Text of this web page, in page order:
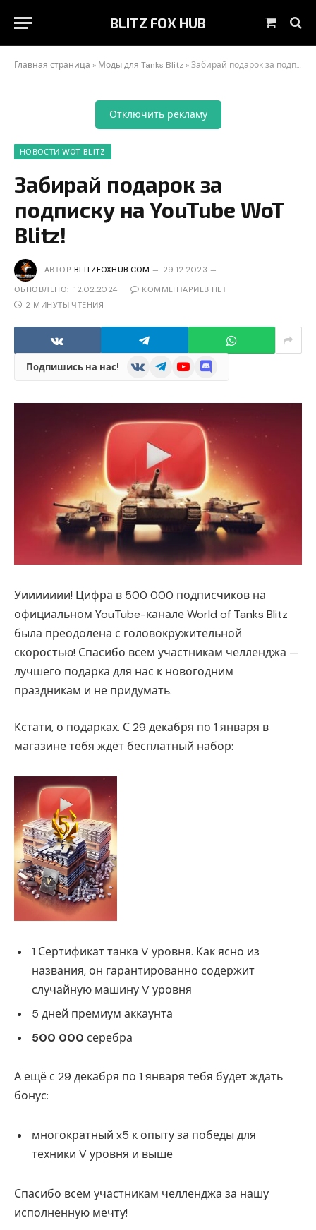
BLITZ FOX HUB Корзина
Главная страница » Моды для Tanks Blitz »Забирай подарок за подписку на YouTube WoT Blitz!
Отключить рекламу
НОВОСТИ WOT BLITZ
Забирай подарок за
подписку на YouTube WoT
Blitz!
АВТОР BLITZFOXHUB.COM 29.12.2023
ОБНОВЛЕНО: 12.02.2024
КОММЕНТАРИЕВ НЕТ
2 МИНУТЫ ЧТЕНИЯ
Подпишись на нас! VKontakteTelegramYouTubeDiscord
Уиииииии! Цифра в 500 000 подписчиков на
официальном YouTube-канале World of Tanks Blitz
была преодолена с головокружительной
скоростью! Спасибо всем участникам челленджа —
лучшего подарка для нас к новогодним
праздникам и не придумать.
Кстати, о подарках. С 29 декабря по 1 января в
магазине тебя ждёт бесплатный набор:
1 Сертификат танка V уровня. Как ясно из
названия, он гарантированно содержит
случайную машину V уровня
5 дней премиум аккаунта
500 000 серебра
А ещё с 29 декабря по 1 января тебя будет ждать
бонус:
многократный x5 к опыту за победы для
техники V уровня и выше
Спасибо всем участникам челленджа за нашу
исполненную мечту!